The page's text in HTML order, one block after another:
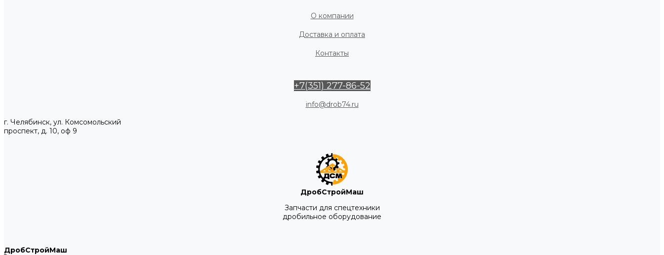
О компании
Доставка и оплата
Контакты
+7(351) 277-86-52
info@drob74.ru
г. Челябинск, ул. Комсомольский
проспект, д. 10, оф 9
ДробСтройМаш
Запчасти для спецтехники
дробильное оборудование
ДробСтройМаш